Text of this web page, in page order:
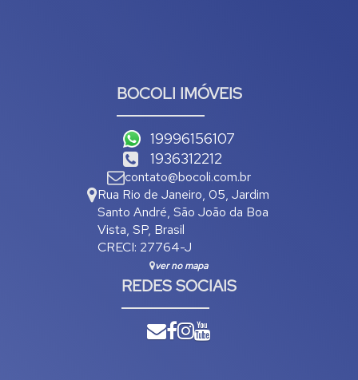
BOCOLI IMÓVEIS
19996156107
1936312212
contato@bocoli.com.br
Rua Rio de Janeiro, 05, Jardim
Santo André, São João da Boa
Vista, SP, Brasil
CRECI: 27764-J
ver no mapa
REDES SOCIAIS